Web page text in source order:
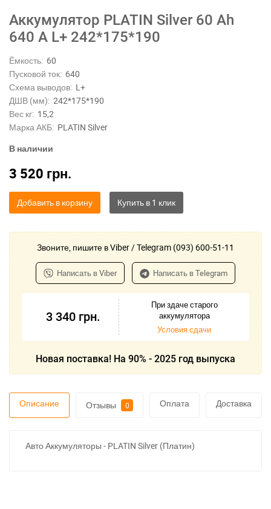
Аккумулятор PLATIN Silver 60 Ah
640 A L+ 242*175*190
Ёмкость: 60
Пусковой ток: 640
Схема выводов: L+
ДШВ (мм): 242*175*190
Вес кг: 15,2
Марка АКБ: PLATIN Silver
В наличии
3 520 грн.
Добавить в корзину
Звоните, пишите в Viber / Telegram (093) 600-51-11
Написать в Viber Написать в Telegram
3 340 грн.
При здаче старого
аккумулятора
Условия сдачи
Новая поставка! На 90% - 2025 год выпуска
Описание Отзывы 0 Оплата Доставка
Авто Аккумуляторы - PLATIN Silver (Платин)